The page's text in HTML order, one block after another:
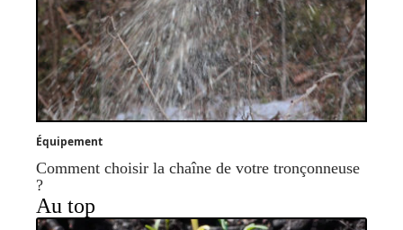
Équipement
Comment choisir la chaîne de votre tronçonneuse
?
Au top